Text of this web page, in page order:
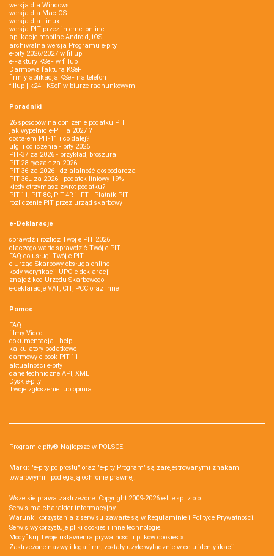
wersja dla Windows
wersja dla Mac OS
wersja dla Linux
wersja PIT przez internet online
aplikacje mobilne Android, iOS
archiwalna wersja Programu e-pity
e-pity 2026/2027 w fillup
e‑Faktury KSeF w fillup
Darmowa faktura KSeF
firmly aplikacja KSeF na telefon
fillup | k24 - KSeF w biurze rachunkowym
Poradniki
26 sposobów na obniżenie podatku PIT
jak wypełnić e-PIT'a 2027 ?
dostałem PIT-11 i co dalej?
ulgi i odliczenia - pity 2026
PIT-37 za 2026 - przykład, broszura
PIT-28 ryczałt za 2026
PIT-36 za 2026 - działalność gospodarcza
PIT-36L za 2026 - podatek liniowy 19%
kiedy otrzymasz zwrot podatku?
PIT-11, PIT-8C, PIT-4R i IFT - Płatnik PIT
rozliczenie PIT przez urząd skarbowy
e-Deklaracje
sprawdź i rozlicz Twój e PIT 2026
dlaczego warto sprawdzić Twój e-PIT
FAQ do usługi Twój e-PIT
e-Urząd Skarbowy obsługa online
kody weryfikacji UPO e-deklaracji
znajdź kod Urzędu Skarbowego
e-deklaracje VAT, CIT, PCC oraz inne
Pomoc
FAQ
filmy Video
dokumentacja - help
kalkulatory podatkowe
darmowy e-book PIT-11
aktualności e-pity
dane techniczne API, XML
Dysk e-pity
Twoje zgłoszenie lub opinia
Program e-pity® Najlepsze w POLSCE.
Marki: "e-pity po prostu" oraz "e-pity Program" są zarejestrowanymi znakami
towarowymi i podlegają ochronie prawnej.
Wszelkie prawa zastrzeżone. Copyright 2009-2026 e-file sp. z o.o.
Serwis ma charakter informacyjny.
Warunki korzystania z serwisu zawarte są w Regulaminie i Polityce Prywatności.
Serwis wykorzystuje pliki cookies i inne technologie.
Modyfikuj Twoje ustawienia prywatności i plików cookies »
Zastrzeżone nazwy i loga firm, zostały użyte wyłącznie w celu identyfikacji.